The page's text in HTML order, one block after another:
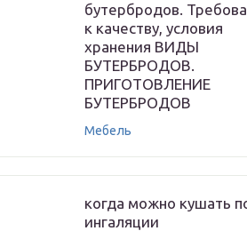
бутербродов.
к качеству, условия
хранения ВИДЫ
БУТЕРБРОДОВ.
ПРИГОТОВЛЕНИЕ
БУТЕРБРОДОВ
Мебель
когда можно кушать
ингаляции